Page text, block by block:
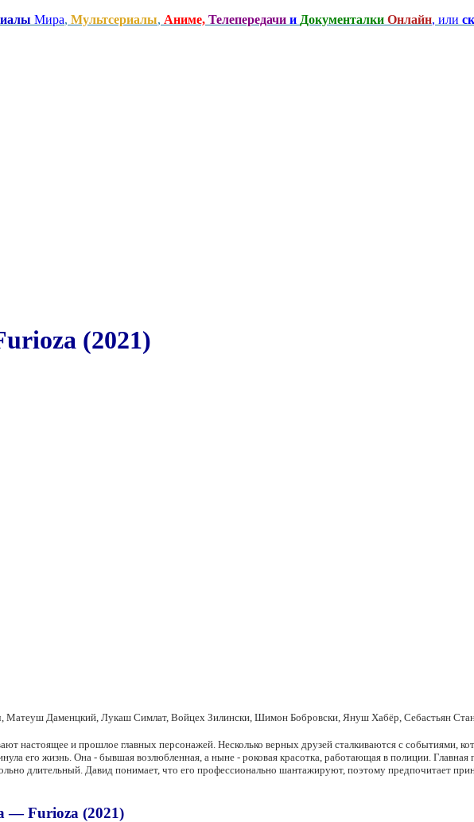
Мира, Мультсериалы, Аниме, Телепередачи и Документалки Онлайн, или
(2021)
Даменцкий, Лукаш Симлат, Войцех Зилински, Шимон Бобровски, Януш Хабёр, Себастьян
настоящее и прошлое главных персонажей. Несколько верных друзей сталкиваются с событиями,
его жизнь. Она - бывшая возлюбленная, а ныне - роковая красотка, работающая в полиции. Главная
длительный. Давид понимает, что его профессионально шантажируют, поэтому предпочитает
— Furioza (2021)